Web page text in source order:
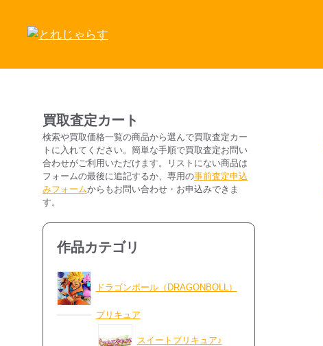
買取査定カート
検索や買取価格一覧の商品から選んで買取査定カー
トに入れてください。簡単な手順で買取査定お問い
合わせがご利用いただけます。リストにない商品は
フォームの最後に追記するか、専用の事前査定申込
みフォームからもお問い合わせ・お申込みできま
す。
作品カテゴリ
ドラゴンボール（DRAGONBOLL）
プリキュア
スイートプリキュア♪